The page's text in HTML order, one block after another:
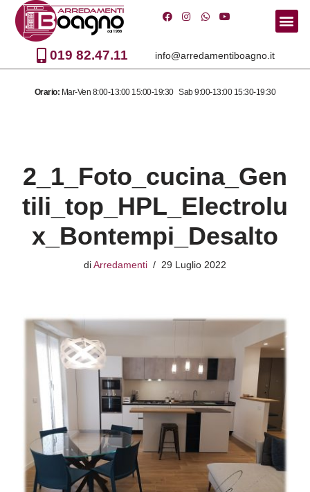
Vai
contenuto
019 82.47.11 info@arredamentiboagno.it
Orario: Mar-Ven 8:00-13:00 15:00-19:30 Sab 9:00-13:00 15:30-19:30
2_1_Foto_cucina_Gen
tili_top_HPL_Electrolu
x_Bontempi_Desalto
di Arredamenti 29 Luglio 2022